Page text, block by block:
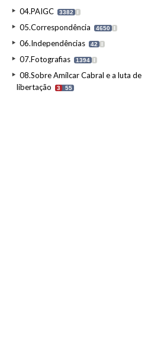
04.PAIGC 3382 I
05.Correspondência 4650 I
06.Independências 42 I
07.Fotografias 1394 I
08.Sobre Amílcar Cabral e a luta de
libertação
3 55